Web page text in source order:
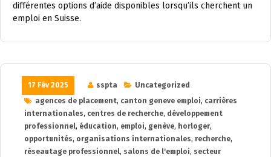
différentes options d’aide disponibles lorsqu’ils cherchent un
emploi en Suisse.
17 Fév 2025 sspta
Uncategorized
agences de placement, canton geneve emploi, carrières
internationales, centres de recherche, développement
professionnel, éducation, emploi, genève, horloger,
opportunités, organisations internationales, recherche,
réseautage professionnel, salons de l'emploi, secteur